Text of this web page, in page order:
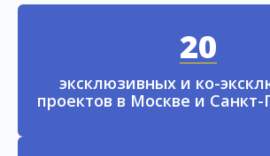
20
эксклюзивных и ко-
проектов в Москве и Санкт-